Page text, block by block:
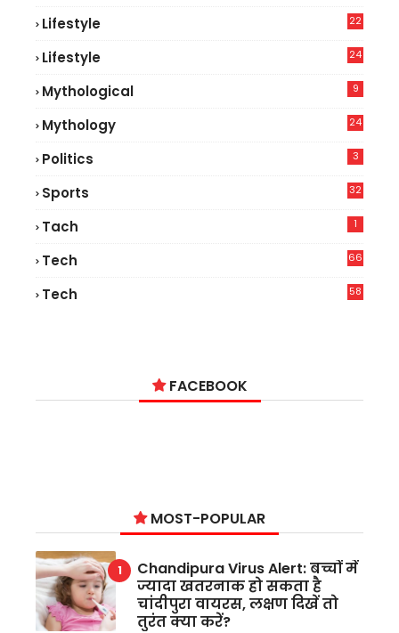
Lifestyle
22
Lifestyle
24
Mythological 9
Mythology 24
Politics 3
Sports 32
Tach 1
Tech
66
Tech
58
FACEBOOK
MOST-POPULAR
Chandipura Virus Alert: बच्चों में
ज्यादा खतरनाक हो सकता है
चांदीपुरा वायरस, लक्षण दिखें तो
तुरंत क्या करें?